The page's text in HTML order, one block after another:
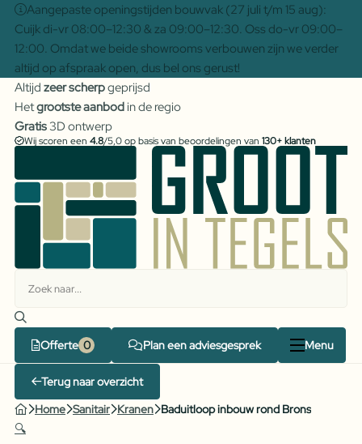
Aangepaste openingstijden bouwvak (27 juli t/m 15 aug):
Cuijk di-vr 08:00–12:30 & za 09:00–12:30. Oss do-vr 09:00–
12:00. Omdat we beide showrooms verbouwen zijn we verder
altijd op afspraak open, dus bel ons gerust!
Altijd zeer scherpgeprijsd
Hetgrootste aanbodin de regio
Gratis3D ontwerp
Wij scoren een 4.8/5,0 op basis van beoordelingen van 130+ klanten
Offerte Plan een adviesgesprek Menu
Terug naar overzicht
Home Sanitair Kranen Baduitloop inbouw rond Brons
🔍